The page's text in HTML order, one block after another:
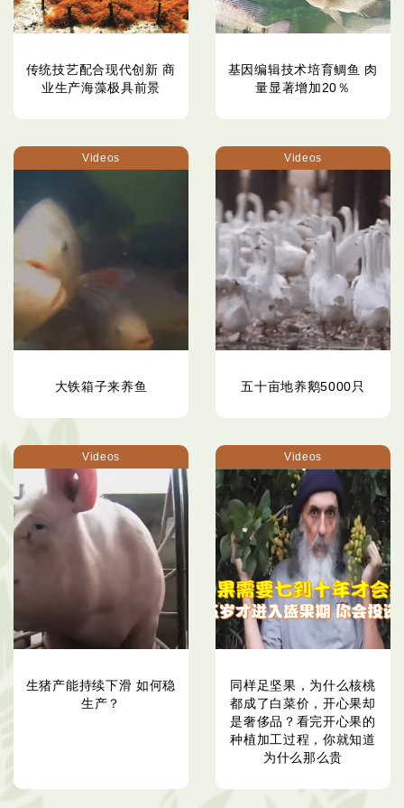
传统技艺配合现代创新 商
业生产海藻极具前景
基因编辑技术培育鲷鱼 肉
量显著增加20％
Videos
大铁箱子来养鱼
Videos
五十亩地养鹅5000只
Videos
生猪产能持续下滑 如何稳
生产？
Videos
同样足坚果，为什么核桃
都成了白菜价，开心果却
是奢侈品？看完开心果的
种植加工过程，你就知道
为什么那么贵